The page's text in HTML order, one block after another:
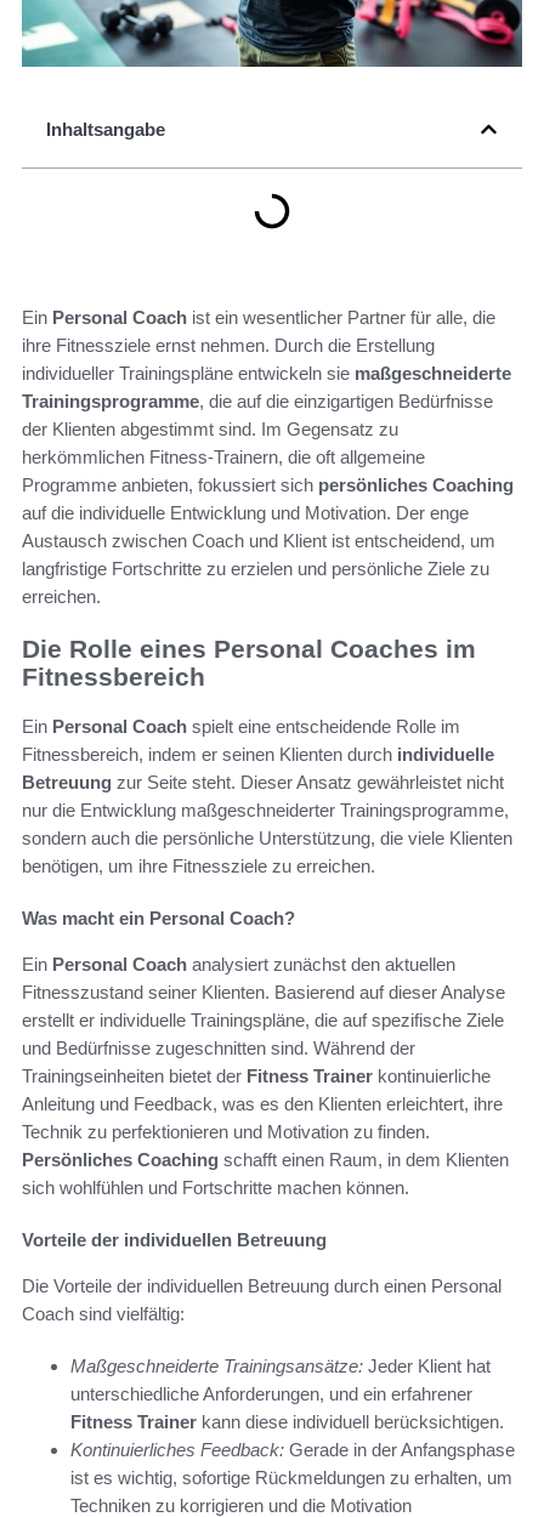
Inhaltsangabe
Ein Personal Coach ist ein wesentlicher Partner für alle, die
ihre Fitnessziele ernst nehmen. Durch die Erstellung
individueller Trainingspläne entwickeln sie maßgeschneiderte
Trainingsprogramme, die auf die einzigartigen Bedürfnisse
der Klienten abgestimmt sind. Im Gegensatz zu
herkömmlichen Fitness-Trainern, die oft allgemeine
Programme anbieten, fokussiert sich persönliches Coaching
auf die individuelle Entwicklung und Motivation. Der enge
Austausch zwischen Coach und Klient ist entscheidend, um
langfristige Fortschritte zu erzielen und persönliche Ziele zu
erreichen.
Die Rolle eines Personal Coaches im
Fitnessbereich
Ein Personal Coach spielt eine entscheidende Rolle im
Fitnessbereich, indem er seinen Klienten durch individuelle
Betreuung zur Seite steht. Dieser Ansatz gewährleistet nicht
nur die Entwicklung maßgeschneiderter Trainingsprogramme,
sondern auch die persönliche Unterstützung, die viele Klienten
benötigen, um ihre Fitnessziele zu erreichen.
Was macht ein Personal Coach?
Ein Personal Coach analysiert zunächst den aktuellen
Fitnesszustand seiner Klienten. Basierend auf dieser Analyse
erstellt er individuelle Trainingspläne, die auf spezifische Ziele
und Bedürfnisse zugeschnitten sind. Während der
Trainingseinheiten bietet der Fitness Trainer kontinuierliche
Anleitung und Feedback, was es den Klienten erleichtert, ihre
Technik zu perfektionieren und Motivation zu finden.
Persönliches Coaching schafft einen Raum, in dem Klienten
sich wohlfühlen und Fortschritte machen können.
Vorteile der individuellen Betreuung
Die Vorteile der individuellen Betreuung durch einen Personal
Coach sind vielfältig:
Maßgeschneiderte Trainingsansätze: Jeder Klient hat
unterschiedliche Anforderungen, und ein erfahrener
Fitness Trainer kann diese individuell berücksichtigen.
Kontinuierliches Feedback: Gerade in der Anfangsphase
ist es wichtig, sofortige Rückmeldungen zu erhalten, um
Techniken zu korrigieren und die Motivation